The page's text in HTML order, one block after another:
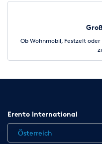
Ob Wohnmobil, Festzelt
Erento International
Österreich